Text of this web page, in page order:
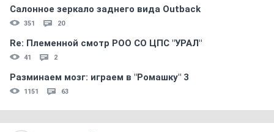
Салонное зеркало заднего вида Outback
351 20
Re: Племеннoй смoтр РOO CO ЦПС "УРАЛ"
41 2
Разминаем мозг: играем в "Ромашку" 3
1151 63